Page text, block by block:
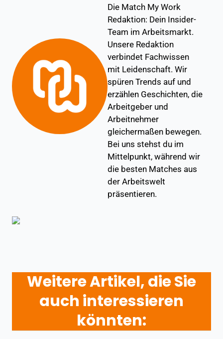
Die Match My Work
Redaktion: Dein Insider-
Team im Arbeitsmarkt.
Unsere Redaktion
verbindet Fachwissen
mit Leidenschaft. Wir
spüren Trends auf und
erzählen Geschichten, die
Arbeitgeber und
Arbeitnehmer
gleichermaßen bewegen.
Bei uns stehst du im
Mittelpunkt, während wir
die besten Matches aus
der Arbeitswelt
präsentieren.
Weitere Artikel, die Sie
auch interessieren
könnten: